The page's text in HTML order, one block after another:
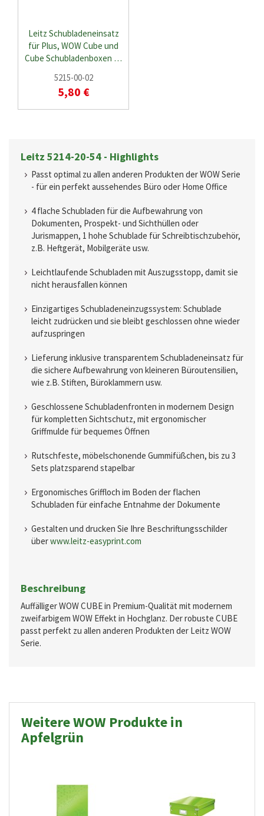
Leitz Schubladeneinsatz
für Plus, WOW Cube und
Cube Schubladenboxen …
5215-00-02
5,80 €
Leitz 5214-20-54 - Highlights
Passt optimal zu allen anderen Produkten der WOW Serie
- für ein perfekt aussehendes Büro oder Home Office
4 flache Schubladen für die Aufbewahrung von
Dokumenten, Prospekt- und Sichthüllen oder
Jurismappen, 1 hohe Schublade für Schreibtischzubehör,
z.B. Heftgerät, Mobilgeräte usw.
Leichtlaufende Schubladen mit Auszugsstopp, damit sie
nicht herausfallen können
Einzigartiges Schubladeneinzugssystem: Schublade
leicht zudrücken und sie bleibt geschlossen ohne wieder
aufzuspringen
Lieferung inklusive transparentem Schubladeneinsatz für
die sichere Aufbewahrung von kleineren Büroutensilien,
wie z.B. Stiften, Büroklammern usw.
Geschlossene Schubladenfronten in modernem Design
für kompletten Sichtschutz, mit ergonomischer
Griffmulde für bequemes Öffnen
Rutschfeste, möbelschonende Gummifüßchen, bis zu 3
Sets platzsparend stapelbar
Ergonomisches Griffloch im Boden der flachen
Schubladen für einfache Entnahme der Dokumente
Gestalten und drucken Sie Ihre Beschriftungsschilder
überwww.leitz-easyprint.com
Beschreibung
Auffälliger WOW CUBE in Premium-Qualität mit modernem
zweifarbigem WOW Effekt in Hochglanz. Der robuste CUBE
passt perfekt zu allen anderen Produkten der Leitz WOW
Serie.
Weitere WOW Produkte in
Apfelgrün